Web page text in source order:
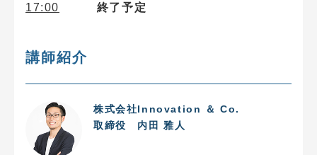
17:00 終了予定
講師紹介
株式会社Innovation ＆ Co.
取締役 内田 雅人